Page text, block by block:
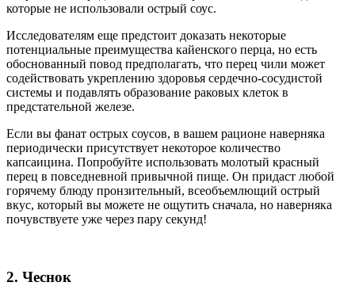
которые не использовали острый соус.
Исследователям еще предстоит доказать некоторые
потенциальные преимущества кайенского перца, но есть
обоснованный повод предполагать, что перец чили может
содействовать укреплению здоровья сердечно-сосудистой
системы и подавлять образование раковых клеток в
предстательной железе.
Если вы фанат острых соусов, в вашем рационе наверняка
периодически присутствует некоторое количество
капсаицина. Попробуйте использовать молотый красный
перец в повседневной привычной пище. Он придаст любой
горячему блюду пронзительный, всеобъемлющий острый
вкус, который вы можете не ощутить сначала, но наверняка
почувствуете уже через пару секунд!
2. Чеснок